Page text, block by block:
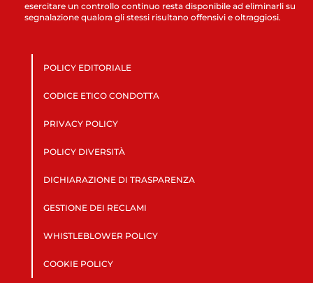
esercitare un controllo continuo resta disponibile ad eliminarli su
segnalazione qualora gli stessi risultano offensivi e oltraggiosi.
POLICY EDITORIALE
CODICE ETICO CONDOTTA
PRIVACY POLICY
POLICY DIVERSITÀ
DICHIARAZIONE DI TRASPARENZA
GESTIONE DEI RECLAMI
WHISTLEBLOWER POLICY
COOKIE POLICY